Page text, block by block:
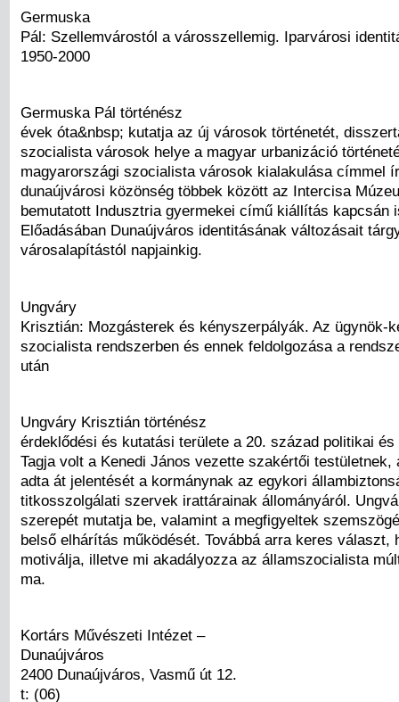
Germuska
Pál: Szellemvárostól a városszellemig. Iparvárosi
1950-2000
Germuska Pál történész
évek óta&nbsp; kutatja az új városok történetét,
szocialista városok helye a magyar urbanizáció
magyarországi szocialista városok kialakulása címmel
dunaújvárosi közönség többek között az Intercisa
bemutatott Indusztria gyermekei című kiállítás kapcsán
Előadásában Dunaújváros identitásának változásait
városalapítástól napjainkig.
Ungváry
Krisztián: Mozgásterek és kényszerpályák. Az ügynök-
szocialista rendszerben és ennek feldolgozása a
után
Ungváry Krisztián történész
érdeklődési és kutatási területe a 20. század politikai és
Tagja volt a Kenedi János vezette szakértői testületnek,
adta át jelentését a kormánynak az egykori
titkosszolgálati szervek irattárainak állományáról.
szerepét mutatja be, valamint a megfigyeltek
belső elhárítás működését. Továbbá arra keres választ,
motiválja, illetve mi akadályozza az államszocialista
ma.
Kortárs Művészeti Intézet –
Dunaújváros
2400 Dunaújváros, Vasmű út 12.
t: (06)